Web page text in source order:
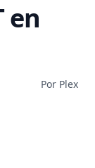
en
Por Plex